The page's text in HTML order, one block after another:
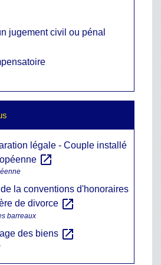
jugement civil ou pénal
légale - Couple installé
open_in_new
la conventions d'honoraires
de divorce open_in_new
barreaux
des biens open_in_new